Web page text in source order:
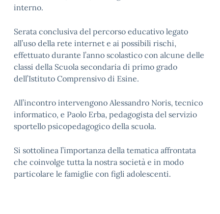
interno.
Serata conclusiva del percorso educativo legato
all’uso della rete internet e ai possibili rischi,
effettuato durante l’anno scolastico con alcune delle
classi della Scuola secondaria di primo grado
dell’Istituto Comprensivo di Esine.
All’incontro intervengono Alessandro Noris, tecnico
informatico, e Paolo Erba, pedagogista del servizio
sportello psicopedagogico della scuola.
Si sottolinea l’importanza della tematica affrontata
che coinvolge tutta la nostra società e in modo
particolare le famiglie con figli adolescenti.